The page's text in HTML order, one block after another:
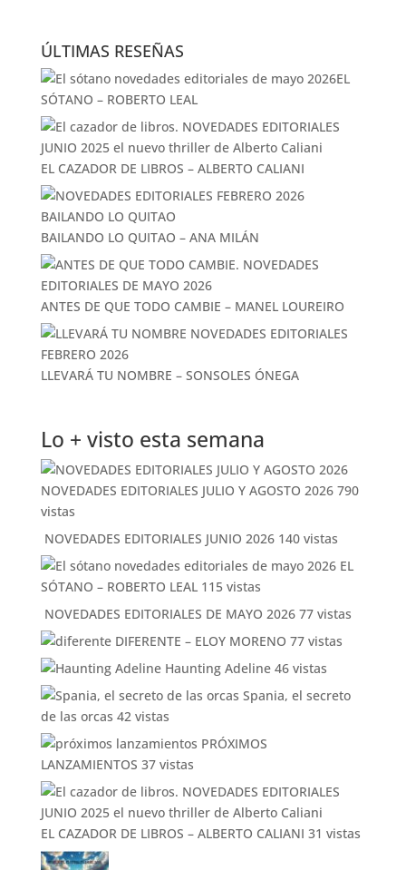
ÚLTIMAS RESEÑAS
EL
SÓTANO – ROBERTO LEAL
EL CAZADOR DE LIBROS – ALBERTO CALIANI
BAILANDO LO QUITAO – ANA MILÁN
ANTES DE QUE TODO CAMBIE – MANEL LOUREIRO
LLEVARÁ TU NOMBRE – SONSOLES ÓNEGA
Lo + visto esta semana
NOVEDADES EDITORIALES JULIO Y AGOSTO 2026 790
vistas
NOVEDADES EDITORIALES JUNIO 2026 140 vistas
EL
SÓTANO – ROBERTO LEAL 115 vistas
NOVEDADES EDITORIALES DE MAYO 2026 77 vistas
DIFERENTE – ELOY MORENO 77 vistas
Haunting Adeline 46 vistas
Spania, el secreto
de las orcas 42 vistas
PRÓXIMOS
LANZAMIENTOS 37 vistas
EL CAZADOR DE LIBROS – ALBERTO CALIANI 31 vistas